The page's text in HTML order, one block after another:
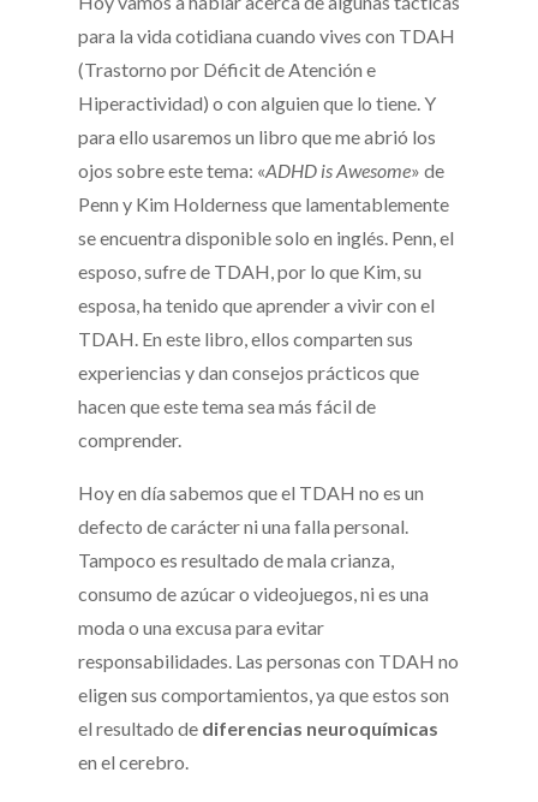
para la vida cotidiana cuando vives con TDAH
(Trastorno por Déficit de Atención e
Hiperactividad) o con alguien que lo tiene. Y
para ello usaremos un libro que me abrió los
ojos sobre este tema: «ADHD is Awesome» de
Penn y Kim Holderness que lamentablemente
se encuentra disponible solo en inglés. Penn, el
esposo, sufre de TDAH, por lo que Kim, su
esposa, ha tenido que aprender a vivir con el
TDAH. En este libro, ellos comparten sus
experiencias y dan consejos prácticos que
hacen que este tema sea más fácil de
comprender.
Hoy en día sabemos que el TDAH no es un
defecto de carácter ni una falla personal.
Tampoco es resultado de mala crianza,
consumo de azúcar o videojuegos, ni es una
moda o una excusa para evitar
responsabilidades. Las personas con TDAH no
eligen sus comportamientos, ya que estos son
el resultado dediferencias neuroquímicas
en el cerebro.